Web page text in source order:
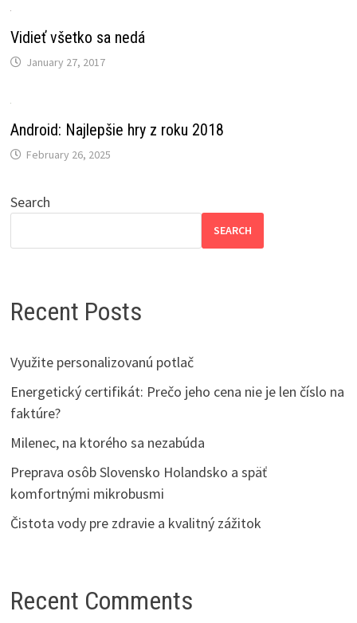
Vidieť všetko sa nedá
January 27, 2017
Android: Najlepšie hry z roku 2018
February 26, 2025
Search
SEARCH
Recent Posts
Využite personalizovanú potlač
Energetický certifikát: Prečo jeho cena nie je len číslo na
faktúre?
Milenec, na ktorého sa nezabúda
Preprava osôb Slovensko Holandsko a späť
komfortnými mikrobusmi
Čistota vody pre zdravie a kvalitný zážitok
Recent Comments